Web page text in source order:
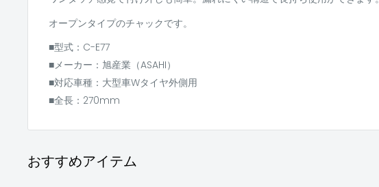
オープンタイプのチャックです。
■型式：C-E77
■メーカー：旭産業（ASAHI）
■対応車種：大型車Wタイヤ外側用
■全長：270mm
おすすめアイテム